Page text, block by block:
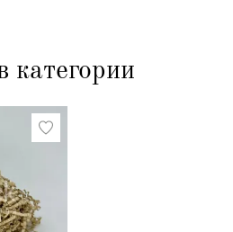
категории